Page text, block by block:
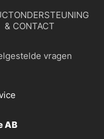
& CONTACT
vragen
AB